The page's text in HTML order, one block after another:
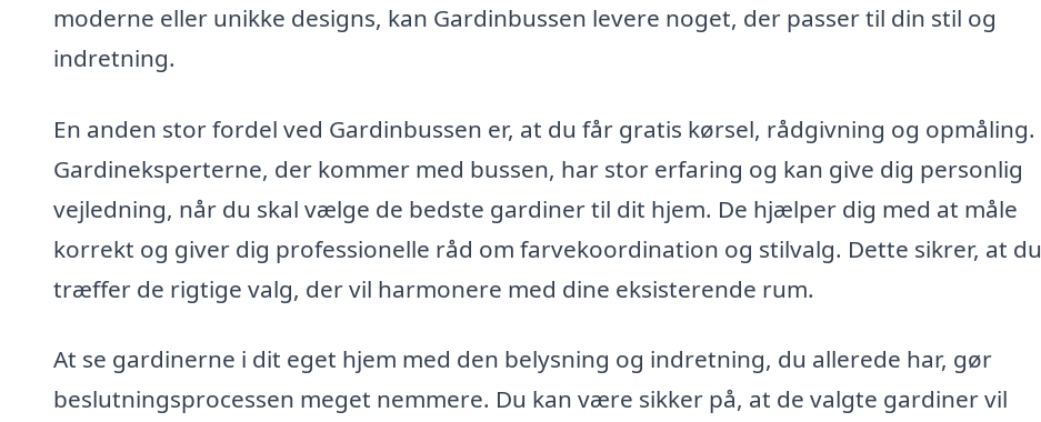
moderne eller unikke designs, kan Gardinbussen levere noget, der passer til din stil og
indretning.
En anden stor fordel ved Gardinbussen er, at du får gratis kørsel, rådgivning og opmåling.
Gardineksperterne, der kommer med bussen, har stor erfaring og kan give dig personlig
vejledning, når du skal vælge de bedste gardiner til dit hjem. De hjælper dig med at måle
korrekt og giver dig professionelle råd om farvekoordination og stilvalg. Dette sikrer, at du
træffer de rigtige valg, der vil harmonere med dine eksisterende rum.
At se gardinerne i dit eget hjem med den belysning og indretning, du allerede har, gør
beslutningsprocessen meget nemmere. Du kan være sikker på, at de valgte gardiner vil